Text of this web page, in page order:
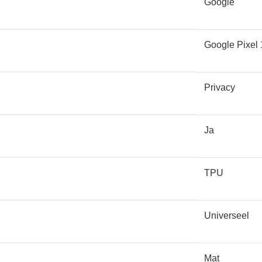
en apparatuur: mobiele telefoons, laptops, tablets,
krijgen is dan altijd meegenomen. Voor een
Google Pixel
Privacy
Ja
TPU
Universeel
Mat